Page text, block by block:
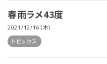
春雨ラメ43度
2021/12/16（木）
トピックス